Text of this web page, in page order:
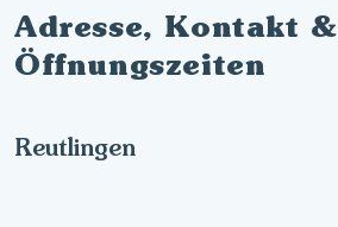
Adresse, Kontakt &
Öffnungszeiten
Reutlingen